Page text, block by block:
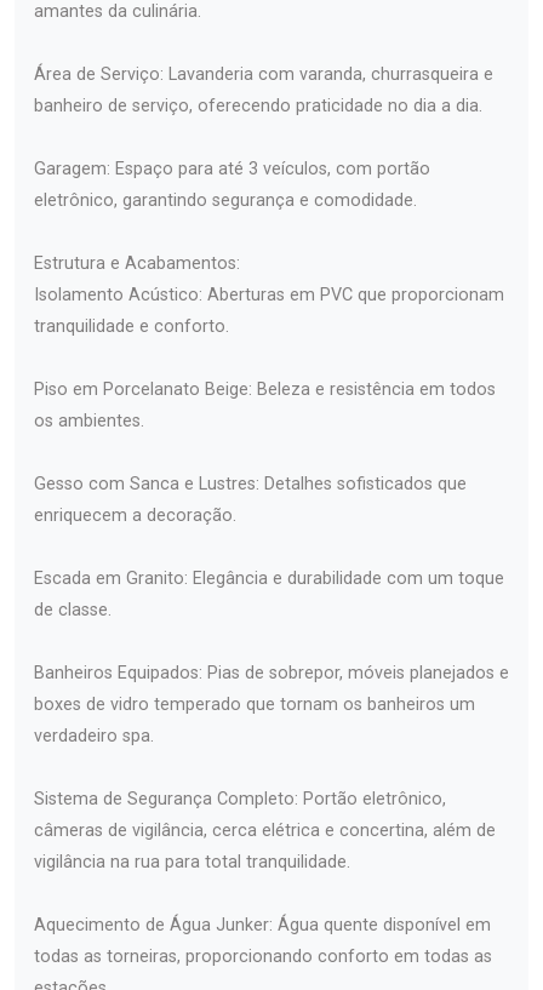
amantes da culinária.
Área de Serviço: Lavanderia com varanda, churrasqueira e
banheiro de serviço, oferecendo praticidade no dia a dia.
Garagem: Espaço para até 3 veículos, com portão
eletrônico, garantindo segurança e comodidade.
Estrutura e Acabamentos:
Isolamento Acústico: Aberturas em PVC que proporcionam
tranquilidade e conforto.
Piso em Porcelanato Beige: Beleza e resistência em todos
os ambientes.
Gesso com Sanca e Lustres: Detalhes sofisticados que
enriquecem a decoração.
Escada em Granito: Elegância e durabilidade com um toque
de classe.
Banheiros Equipados: Pias de sobrepor, móveis planejados e
boxes de vidro temperado que tornam os banheiros um
verdadeiro spa.
Sistema de Segurança Completo: Portão eletrônico,
câmeras de vigilância, cerca elétrica e concertina, além de
vigilância na rua para total tranquilidade.
Aquecimento de Água Junker: Água quente disponível em
todas as torneiras, proporcionando conforto em todas as